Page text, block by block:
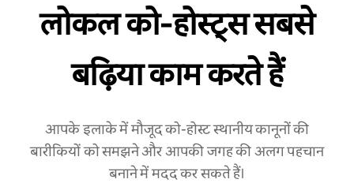
लोकल को‑होस्ट्स सबसे
बढ़िया काम करते हैं
आपके इलाके में मौजूद को-होस्ट स्थानीय कानूनों की
बारीकियों को समझने और आपकी जगह की अलग पहचान
बनाने में मदद कर सकते हैं।